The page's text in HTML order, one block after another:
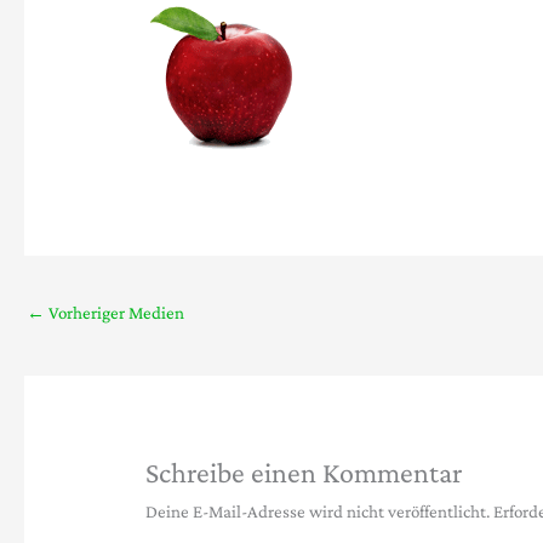
← Vorheriger Medien
Schreibe einen Kommentar
Deine E-Mail-Adresse wird nicht veröffentlicht.